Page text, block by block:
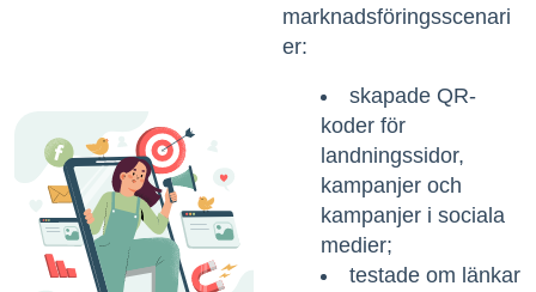
marknadsföringsscenari
er:
skapade QR-
koder för
landningssidor,
kampanjer och
kampanjer i sociala
medier;
testade om länkar